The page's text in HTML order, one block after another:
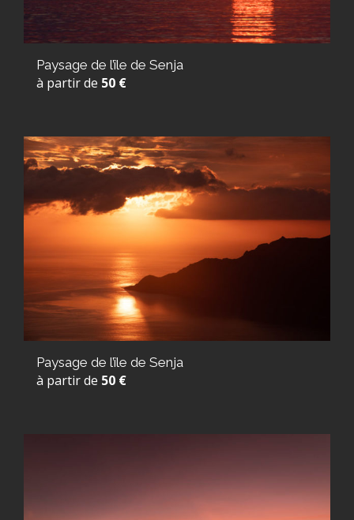
Paysage de l’île de Senja
à partir de 50 €
Paysage de l’île de Senja
à partir de 50 €